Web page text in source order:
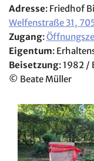
Adresse: Friedhof
Welfenstraße 31,
Zugang:
Eigentum:
Beisetzung: 1982 /
© Beate Müller